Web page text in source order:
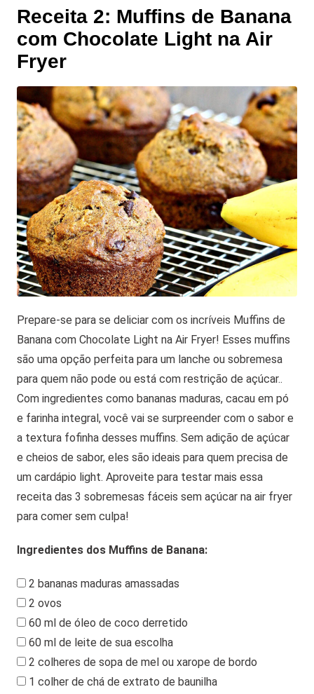
Receita 2: Muffins de Banana
com Chocolate Light na Air
Fryer
Prepare-se para se deliciar com os incríveis Muffins de
Banana com Chocolate Light na Air Fryer! Esses muffins
são uma opção perfeita para um lanche ou sobremesa
para quem não pode ou está com restrição de açúcar..
Com ingredientes como bananas maduras, cacau em pó
e farinha integral, você vai se surpreender com o sabor e
a textura fofinha desses muffins. Sem adição de açúcar
e cheios de sabor, eles são ideais para quem precisa de
um cardápio light. Aproveite para testar mais essa
receita das 3 sobremesas fáceis sem açúcar na air fryer
para comer sem culpa!
Ingredientes dos Muffins de Banana:
2 bananas maduras amassadas
2 ovos
60 ml de óleo de coco derretido
60 ml de leite de sua escolha
2 colheres de sopa de mel ou xarope de bordo
1 colher de chá de extrato de baunilha